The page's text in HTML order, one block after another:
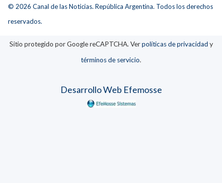
© 2026 Canal de las Noticias. República Argentina. Todos los derechos
reservados.
Sitio protegido por Google reCAPTCHA. Verpolíticas de privacidad y
términos de servicio.
Desarrollo Web Efemosse